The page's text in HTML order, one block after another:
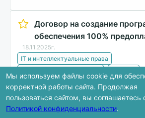
Договор на создание
обеспечения 100%
18.11.2025г.
IT и интеллектуальные права
Скачать
Мы используем файлы cookie для
корректной работы сайта. Продолжая
пользоваться сайтом, вы соглашаетесь
Политикой конфиденциальности.